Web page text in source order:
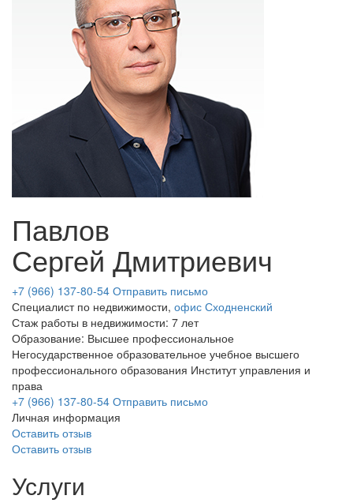
Павлов
Сергей Дмитриевич
+7 (966) 137-80-54 Отправить письмо
Специалист по недвижимости, офис Сходненский
Стаж работы в недвижимости: 7 лет
Образование: Высшее профессиональное
Негосударственное образовательное учебное высшего
профессионального образования Институт управления и
права
+7 (966) 137-80-54 Отправить письмо
Личная информация
Оставить отзыв
Оставить отзыв
Услуги